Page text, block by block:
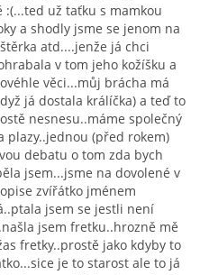
už taťku s mamkou
a shodly jsme se jenom na
atd....jenže já chci
v tom jeho kožíšku a
věci...můj brácha má
já dostala králíčka) a teď to
nesnesu..máme společný
plazy..jednou (před rokem)
debatu o tom zda bych
jsem...jsme na dovolené v
zvířátko jménem
jsem se jestli není
jsem fretku..hrozně mě
fretky..prostě jako kdyby to
je to starost ale to já